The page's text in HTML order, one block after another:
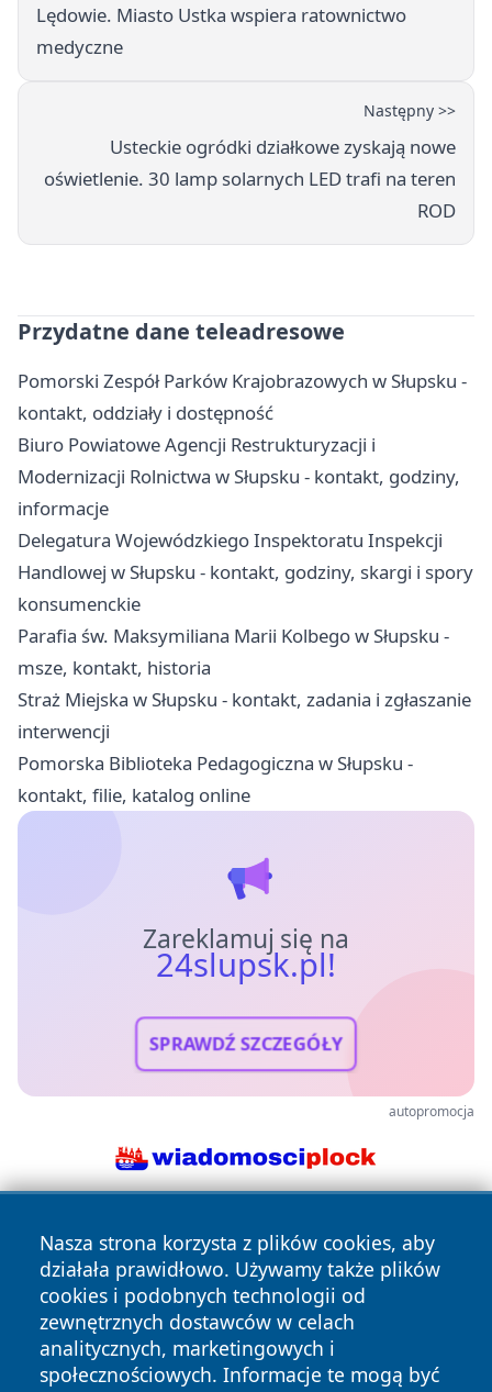
Lędowie. Miasto Ustka wspiera ratownictwo
medyczne
Następny >>
Usteckie ogródki działkowe zyskają nowe
oświetlenie. 30 lamp solarnych LED trafi na teren
ROD
Przydatne dane teleadresowe
Pomorski Zespół Parków Krajobrazowych w Słupsku -
kontakt, oddziały i dostępność
Biuro Powiatowe Agencji Restrukturyzacji i
Modernizacji Rolnictwa w Słupsku - kontakt, godziny,
informacje
Delegatura Wojewódzkiego Inspektoratu Inspekcji
Handlowej w Słupsku - kontakt, godziny, skargi i spory
konsumenckie
Parafia św. Maksymiliana Marii Kolbego w Słupsku -
msze, kontakt, historia
Straż Miejska w Słupsku - kontakt, zadania i zgłaszanie
interwencji
Pomorska Biblioteka Pedagogiczna w Słupsku -
kontakt, filie, katalog online
Zareklamuj się na
24slupsk.pl!
SPRAWDŹ SZCZEGÓŁY
autopromocja
Nasza strona korzysta z plików cookies, aby
działała prawidłowo. Używamy także plików
cookies i podobnych technologii od
zewnętrznych dostawców w celach
analitycznych, marketingowych i
społecznościowych. Informacje te mogą być
Copyright © 2026 24slupsk.pl Wszystkie prawa zastrzeżone.